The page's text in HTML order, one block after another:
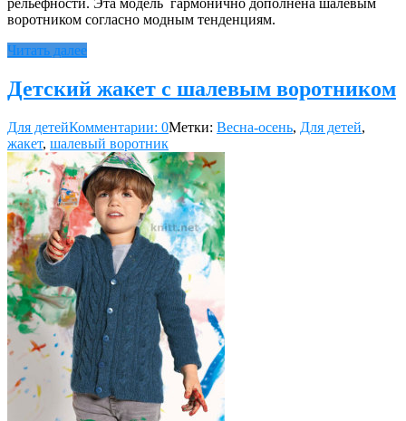
рельефности. Эта модель гармонично дополнена шалевым
воротником согласно модным тенденциям.
Читать далее
Детский жакет с шалевым воротником
Для детейКомментарии: 0Метки: Весна-осень, Для детей,
жакет, шалевый воротник